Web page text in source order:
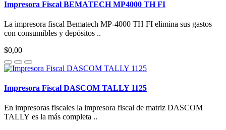
Impresora Fiscal BEMATECH MP4000 TH FI
La impresora fiscal Bematech MP-4000 TH FI elimina sus gastos
con consumibles y depósitos ..
$0,00
Impresora Fiscal DASCOM TALLY 1125
En impresoras fiscales la impresora fiscal de matriz DASCOM
TALLY es la más completa ..